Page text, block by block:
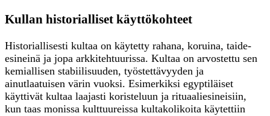
Kullan historialliset käyttökohteet
Historiallisesti kultaa on käytetty rahana, koruina, taide-
esineinä ja jopa arkkitehtuurissa. Kultaa on arvostettu sen
kemiallisen stabiilisuuden, työstettävyyden ja
ainutlaatuisen värin vuoksi. Esimerkiksi egyptiläiset
käyttivät kultaa laajasti koristeluun ja rituaaliesineisiin,
kun taas monissa kulttuureissa kultakolikoita käytettiin